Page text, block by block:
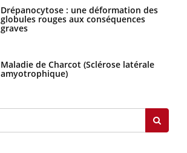
Drépanocytose : une déformation des
globules rouges aux conséquences
graves
Maladie de Charcot (Sclérose latérale
amyotrophique)